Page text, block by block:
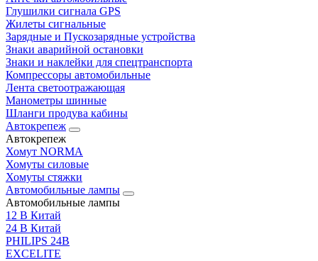
Глушилки сигнала GPS
Жилеты сигнальные
Зарядные и Пускозарядные устройства
Знаки аварийной остановки
Знаки и наклейки для спецтранспорта
Компрессоры автомобильные
Лента светоотражающая
Манометры шинные
Шланги продува кабины
Автокрепеж
Автокрепеж
Хомут NORMA
Хомуты силовые
Хомуты стяжки
Автомобильные лампы
Автомобильные лампы
12 В Китай
24 В Китай
PHILIPS 24В
EXCELITE